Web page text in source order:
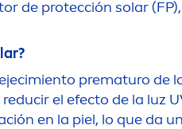
de protección solar
prematuro de
el efecto de la luz
en la piel, lo que da